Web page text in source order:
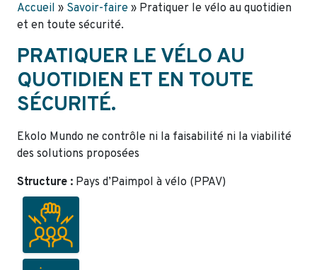
Accueil » Savoir-faire » Pratiquer le vélo au quotidien
et en toute sécurité.
PRATIQUER LE VÉLO AU
QUOTIDIEN ET EN TOUTE
SÉCURITÉ.
Ekolo Mundo ne contrôle ni la faisabilité ni la viabilité
des solutions proposées
Structure : Pays d’Paimpol à vélo (PPAV)